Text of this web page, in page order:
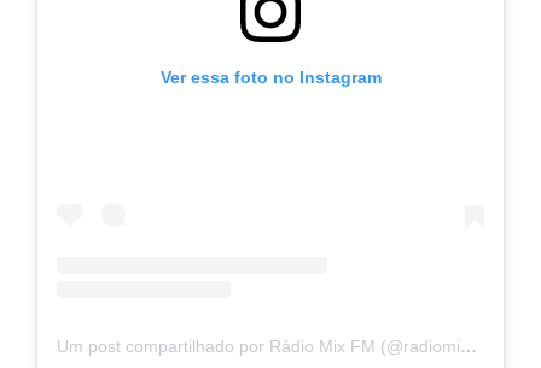
Ver essa foto no Instagram
Um post compartilhado por Rádio Mix FM (@radiomixfm)